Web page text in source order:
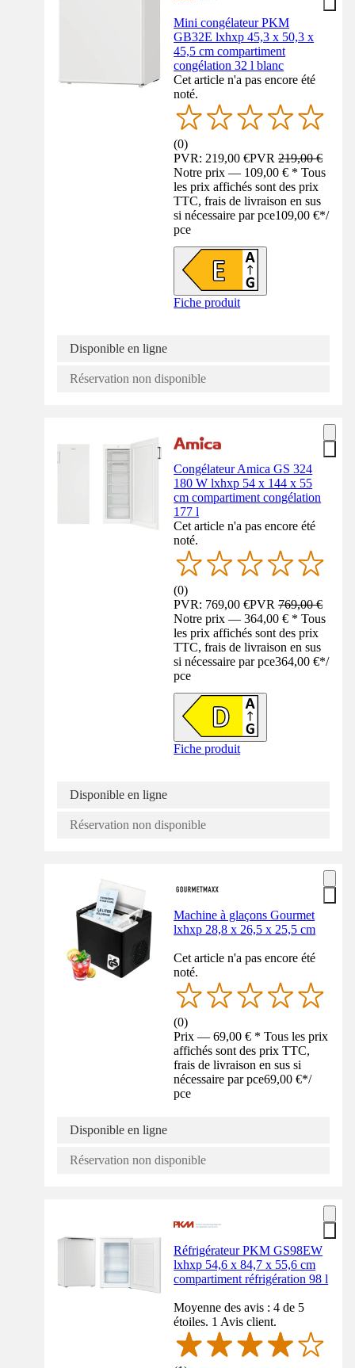
Mini congélateur PKM
GB32E lxhxp 45,3 x 50,3 x
45,5 cm compartiment
congélation 32 l blanc
Cet article n'a pas encore été
noté.
(0)
PVR: 219,00 €PVR219,00 €
Notre prix — 109,00 € * Tous
les prix affichés sont des prix
TTC, frais de livraison en sus
si nécessaire par pce109,00 €*/
pce
Fiche produit
Disponible en ligne
Réservation non disponible
Congélateur Amica GS 324
180 W lxhxp 54 x 144 x 55
cm compartiment congélation
177 l
Cet article n'a pas encore été
noté.
(0)
PVR: 769,00 €PVR769,00 €
Notre prix — 364,00 € * Tous
les prix affichés sont des prix
TTC, frais de livraison en sus
si nécessaire par pce364,00 €*/
pce
Fiche produit
Disponible en ligne
Réservation non disponible
Machine à glaçons Gourmet
lxhxp 28,8 x 26,5 x 25,5 cm
Cet article n'a pas encore été
noté.
(0)
Prix — 69,00 € * Tous les prix
affichés sont des prix TTC,
frais de livraison en sus si
nécessaire par pce69,00 €*/
pce
Disponible en ligne
Réservation non disponible
Réfrigérateur PKM GS98EW
lxhxp 54,6 x 84,7 x 55,6 cm
compartiment réfrigération 98 l
Moyenne des avis : 4 de 5
étoiles. 1 Avis client.